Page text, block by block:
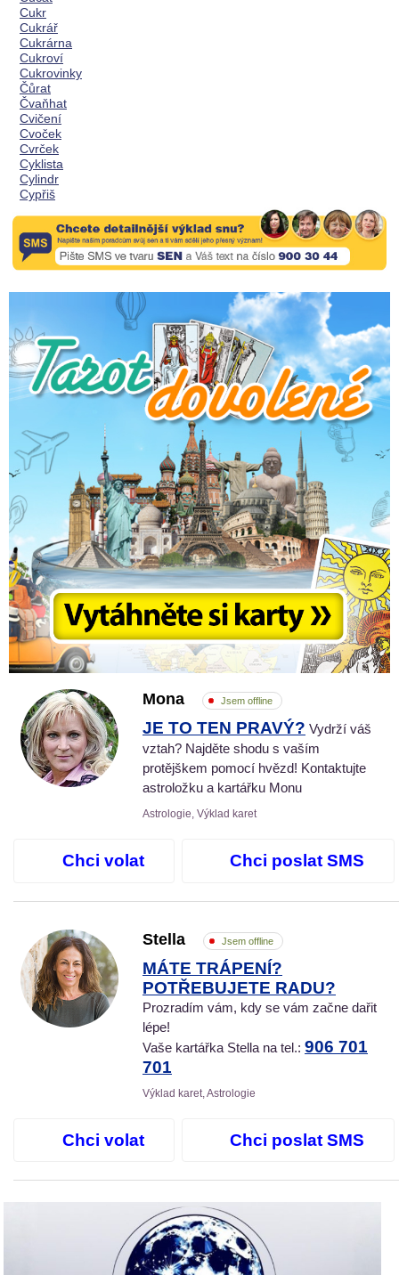
Cukr
Cukrář
Cukrárna
Cukroví
Cukrovinky
Čůrat
Čvaňhat
Cvičení
Cvoček
Cvrček
Cyklista
Cylindr
Cypřiš
Mona Jsem offline
JE TO TEN PRAVÝ? Vydrží váš
vztah? Najděte shodu s vaším
protějškem pomocí hvězd! Kontaktujte
astroložku a kartářku Monu
Astrologie, Výklad karet
Chci volat Chci poslat SMS
Stella Jsem offline
MÁTE TRÁPENÍ?
POTŘEBUJETE RADU?
Prozradím vám, kdy se vám začne dařit
lépe!
Vaše kartářka Stella na tel.: 906 701
701
Výklad karet, Astrologie
Chci volat Chci poslat SMS